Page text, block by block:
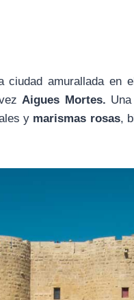
ciudad amurallada en
Aigues Mortes.
y marismas rosas,